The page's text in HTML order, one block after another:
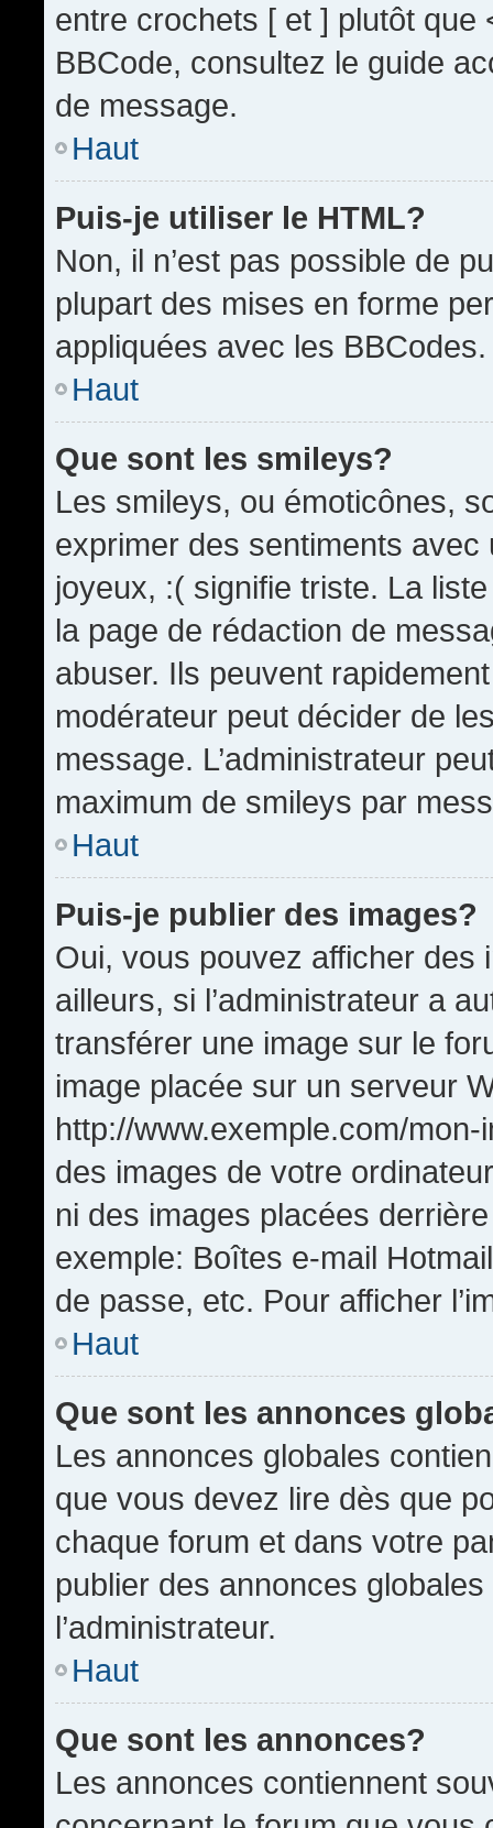
entre crochets [ et ] plutôt que
BBCode, consultez le guide
de message.
Haut
Puis-je utiliser le HTML?
Non, il n’est pas possible de
plupart des mises en forme
appliquées avec les BBCodes.
Haut
Que sont les smileys?
Les smileys, ou émoticônes,
exprimer des sentiments
joyeux, :( signifie triste. La
la page de rédaction de
abuser. Ils peuvent
modérateur peut décider de
message. L’administrateur
maximum de smileys par
Haut
Puis-je publier des images?
Oui, vous pouvez afficher
ailleurs, si l’administrateur a
transférer une image sur le
image placée sur un serveur
http://www.exemple.com/
des images de votre
ni des images placées
exemple: Boîtes e-mail
de passe, etc. Pour afficher
Haut
Que sont les annonces
Les annonces globales
que vous devez lire dès que
chaque forum et dans votre
publier des annonces
l’administrateur.
Haut
Que sont les annonces?
Les annonces contiennent